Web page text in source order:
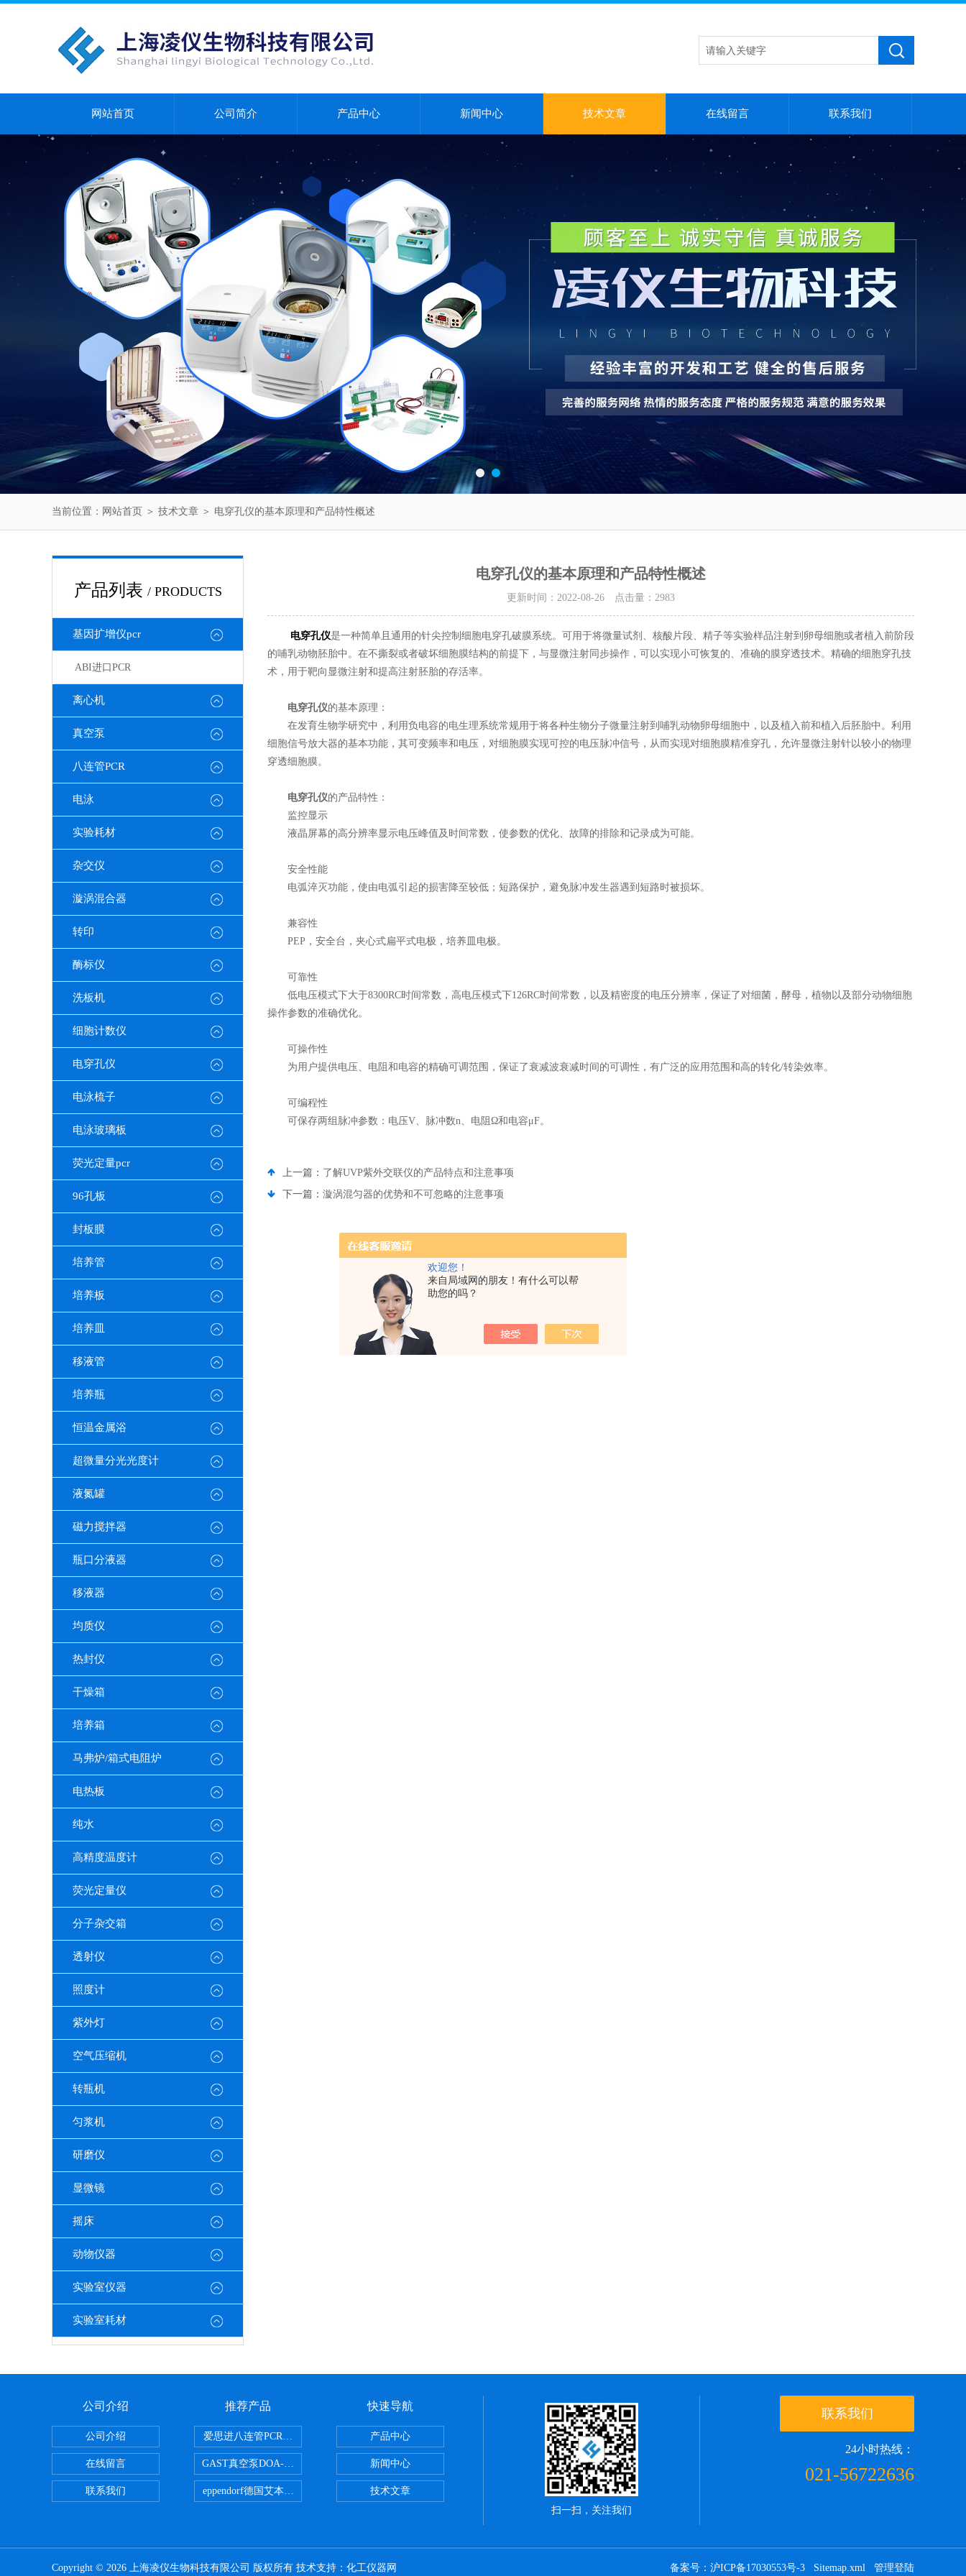
欢迎您！
来自局域网的朋友！有什么可以帮
助您的吗？
网站首页 公司简介 产品中心 新闻中心 技术文章 在线留言 联系我们
当前位置： 网站首页 ＞ 技术文章 ＞ 电穿孔仪的基本原理和产品特性概述
产品列表 / PRODUCTS
基因扩增仪pcr
ABI进口PCR
离心机
真空泵
八连管PCR
电泳
实验耗材
杂交仪
漩涡混合器
转印
酶标仪
洗板机
细胞计数仪
电穿孔仪
电泳梳子
电泳玻璃板
荧光定量pcr
96孔板
封板膜
培养管
培养板
培养皿
移液管
培养瓶
恒温金属浴
超微量分光光度计
液氮罐
磁力搅拌器
瓶口分液器
移液器
均质仪
热封仪
干燥箱
培养箱
马弗炉/箱式电阻炉
电热板
纯水
高精度温度计
荧光定量仪
分子杂交箱
透射仪
照度计
紫外灯
空气压缩机
转瓶机
匀浆机
研磨仪
显微镜
摇床
动物仪器
实验室仪器
实验室耗材
电穿孔仪的基本原理和产品特性概述
更新时间：2022-08-26 点击量： 2983
电穿孔仪是一种简单且通用的针尖控制细胞电穿孔破膜系统。可用于将微量试剂、核酸片段、精子等实验样品注射到卵母细胞或者植入前阶段
的哺乳动物胚胎中。在不撕裂或者破坏细胞膜结构的前提下，与显微注射同步操作，可以实现小可恢复的、准确的膜穿透技术。精确的细胞穿孔技
术，用于靶向显微注射和提高注射胚胎的存活率。
电穿孔仪的基本原理：
在发育生物学研究中，利用负电容的电生理系统常规用于将各种生物分子微量注射到哺乳动物卵母细胞中，以及植入前和植入后胚胎中。利用
细胞信号放大器的基本功能，其可变频率和电压，对细胞膜实现可控的电压脉冲信号，从而实现对细胞膜精准穿孔，允许显微注射针以较小的物理
穿透细胞膜。
电穿孔仪的产品特性：
监控显示
液晶屏幕的高分辨率显示电压峰值及时间常数，使参数的优化、故障的排除和记录成为可能。
安全性能
电弧淬灭功能，使由电弧引起的损害降至较低；短路保护，避免脉冲发生器遇到短路时被损坏。
兼容性
PEP，安全台，夹心式扁平式电极，培养皿电极。
可靠性
低电压模式下大于8300RC时间常数，高电压模式下126RC时间常数，以及精密度的电压分辨率，保证了对细菌，酵母，植物以及部分动物细胞
操作参数的准确优化。
可操作性
为用户提供电压、电阻和电容的精确可调范围，保证了衰减波衰减时间的可调性，有广泛的应用范围和高的转化/转染效率。
可编程性
可保存两组脉冲参数：电压V、脉冲数n、电阻Ω和电容μF。
上一篇： 了解UVP紫外交联仪的产品特点和注意事项
下一篇： 漩涡混匀器的优势和不可忽略的注意事项
公司介绍
公司介绍
在线留言
联系我们
推荐产品
爱思进八连管PCR-0208-C
GAST真空泵DOA-P504-BN
eppendorf德国艾本德台式高速离心机5425R 带冷冻
快速导航
产品中心
新闻中心
技术文章
扫一扫，关注我们
联系我们
24小时热线：
021-56722636
Copyright © 2026 上海凌仪生物科技有限公司 版权所有 技术支持： 化工仪器网 备案号：沪ICP备17030553号-3 Sitemap.xml 管理登陆